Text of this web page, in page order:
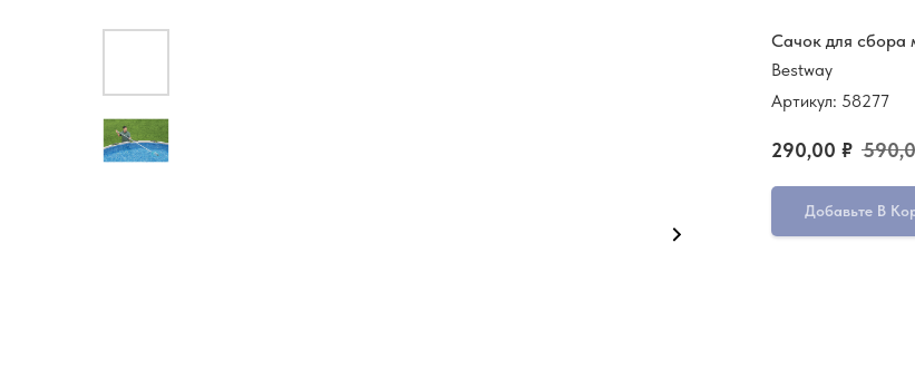
Сачок для сбора
Bestway
Артикул: 58277
290,00 ₽
Добавьте В